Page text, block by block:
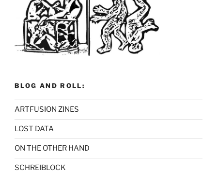
BLOG AND ROLL:
ARTFUSION ZINES
LOST DATA
ON THE OTHER HAND
SCHREIBLOCK